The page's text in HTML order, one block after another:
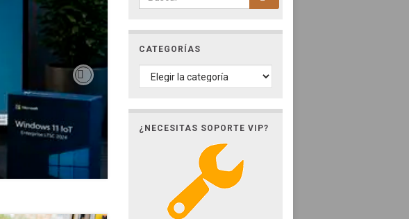
Next
CATEGORÍAS
CATEGORÍAS
¿NECESITAS SOPORTE VIP?